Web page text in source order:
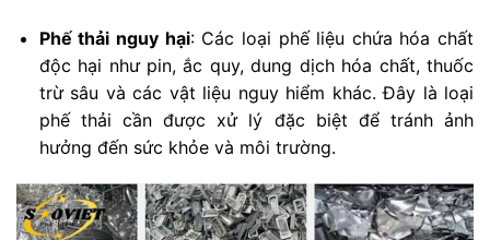
Phế thải nguy hại: Các loại phế liệu chứa hóa chất
độc hại như pin, ắc quy, dung dịch hóa chất, thuốc
trừ sâu và các vật liệu nguy hiểm khác. Đây là loại
phế thải cần được xử lý đặc biệt để tránh ảnh
hưởng đến sức khỏe và môi trường.